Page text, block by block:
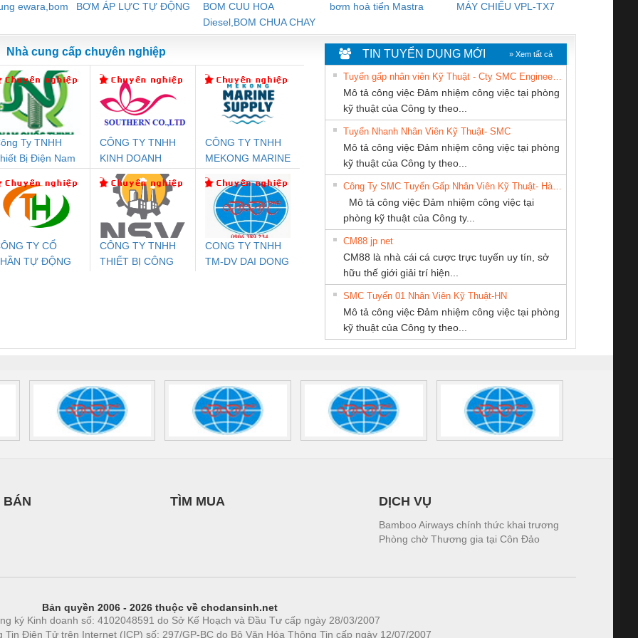
ewara,bom
BƠM ÁP LỰC TỰ ĐỘNG
BOM CUU HOA
Diesel,BOM CHUA CHAY
bơm hoả tiển Mastra MÁY CHIẾU VPL-TX7
An Toàn
Contact
1NO-
24DC-SP -
Rơ Le An Toàn
Phoenix Contact
PSR-SCP-
24UC/ESL4/3X1/1X2/B
- 2981059
Điện AC
Mô-đun Ắc Quy UPS
Bộ Lặp Tín Hiệu
PROFIBUS Phoenix
Contact PSI-REP-
PROFIBUS/12MB -
2708863
Rơ Le An Toàn
Phoenix Contact
2986960 – PSR-
SCP-
24DC/FSP/2X1/1X2
Rơ Le An Toàn
Bộ giám sát chuỗi
tấm pin
TRANSCLINIC 16I+
1K5 H (2502520000)
Bộ giám sát chuỗi
tấm pin
TRANSCLINIC 16I+
1K5 L (2433950000)
Bộ giám sát dòng
TRANSCLINIC 16I+
(2008130000)
Bộ chỉnh lưu nguồn
điện TRANSCLINIC
BKE 1K5.4
(7791400879)2. Giá
Nẹp nhôm chống
trơn Đà Nẵng
Nhà cung cấp chuyên nghiệp
Ty TNHH
Bị Điện Nam
CÔNG TY TNHH
KINH DOANH
DỊCH VỤ XNK
PHƯƠNG NAM
CÔNG TY TNHH
MEKONG MARINE
TY CỔ
TỰ ĐỘNG
CÔNG TY TNHH
THIẾT BỊ CÔNG
CONG TY TNHH
TM-DV DAI DONG
Tan Dong Cang
company LTD
CÔNG TY CP TỰ
ĐỘNG TIẾN
HƯNG
Công ty TNHH
Ba Miền
CÔNG TY TNHH
THƯƠNG MẠI
DỊCH VỤ KỸ
THUẬT ĐIỆN CƠ
GIA HƯNG PHÁT
PHẦN DÂY VÀ
CÁP ĐIỆN
THƯỢNG ĐÌNH
THƯƠNG MẠI
TIN TUYỂN DỤNG MỚI » Xem tất cả
Tuyển gấp nhân viên Kỹ Thuật - Cty SMC Engineering
Mô tả công việc Đảm nhiệm công việc tại phòng
kỹ thuật của Công ty theo...
Tuyển Nhanh Nhân Viên Kỹ Thuật- SMC
Mô tả công việc Đảm nhiệm công việc tại phòng
kỹ thuật của Công ty theo...
Công Ty SMC Tuyển Gấp Nhân Viên Kỹ Thuật- Hà Nội
Mô tả công việc Đảm nhiệm công việc tại
phòng kỹ thuật của Công ty...
CM88 jp net
CM88 là nhà cái cá cược trực tuyến uy tín, sở
hữu thế giới giải trí hiện...
SMC Tuyển 01 Nhân Viên Kỹ Thuật-HN
Mô tả công việc Đảm nhiệm công việc tại phòng
kỹ thuật của Công ty theo...
BÁN TÌM MUA DỊCH VỤ
Bamboo Airways chính thức khai trương
Phòng chờ Thương gia tại Côn Đảo
Bản quyền 2006 - 2026 thuộc về chodansinh.net
ký Kinh doanh số: 4102048591 do Sở Kế Hoạch và Đầu Tư cấp ngày 28/03/2007
Tin Điện Tử trên Internet (ICP) số: 297/GP-BC do Bộ Văn Hóa Thông Tin cấp ngày 12/07/2007